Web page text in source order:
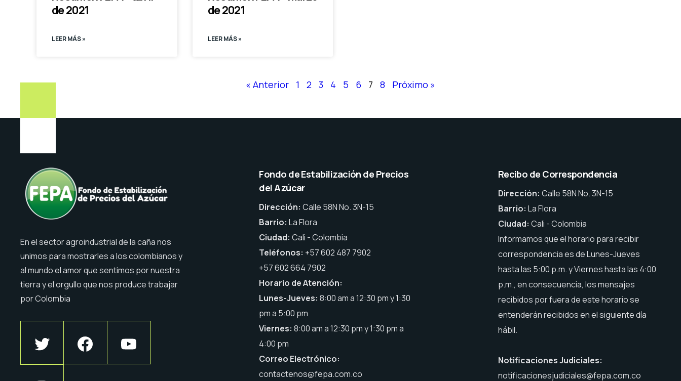
de 2021
LEER MÁS »
de 2021
LEER MÁS »
« Anterior 1 2 3 4 5 6 7 8 Próximo »
En el sector agroindustrial de la caña nos
unimos para mostrarles a los colombianos y
al mundo el amor que sentimos por nuestra
tierra y el orgullo que nos produce trabajar
por Colombia
Fondo de Estabilización de Precios
del Azúcar
Dirección: Calle 58N No. 3N-15
Barrio: La Flora
Ciudad: Cali - Colombia
Teléfonos: +57 602 487 7902
+57 602 664 7902
Horario de Atención:
Lunes-Jueves: 8:00 am a 12:30 pm y 1:30
pm a 5:00 pm
Viernes: 8:00 am a 12:30 pm y 1:30 pm a
4:00 pm
Correo Electrónico:
contactenos@fepa.com.co
Recibo de Correspondencia
Dirección: Calle 58N No. 3N-15
Barrio: La Flora
Ciudad: Cali - Colombia
Informamos que el horario para recibir
correspondencia es de Lunes-Jueves
hasta las 5:00 p.m. y Viernes hasta las 4:00
p.m., en consecuencia, los mensajes
recibidos por fuera de este horario se
entenderán recibidos en el siguiente día
hábil.
Notificaciones Judiciales:
notificacionesjudiciales@fepa.com.co